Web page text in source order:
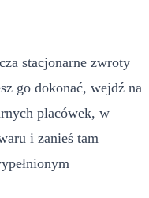
stacjonarne zwroty
go dokonać, wejdź na
placówek, w
i zanieś tam